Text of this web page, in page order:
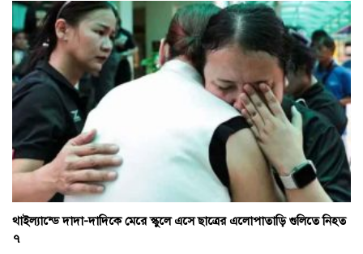
থাইল্যান্ডে দাদা-দাদিকে মেরে স্কুলে এসে ছাত্রের এলোপাতাড়ি গুলিতে নিহত
৭